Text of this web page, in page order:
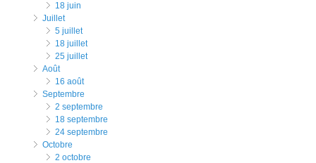
18 juin
juillet
5 juillet
18 juillet
25 juillet
août
16 août
septembre
2 septembre
18 septembre
24 septembre
octobre
2 octobre